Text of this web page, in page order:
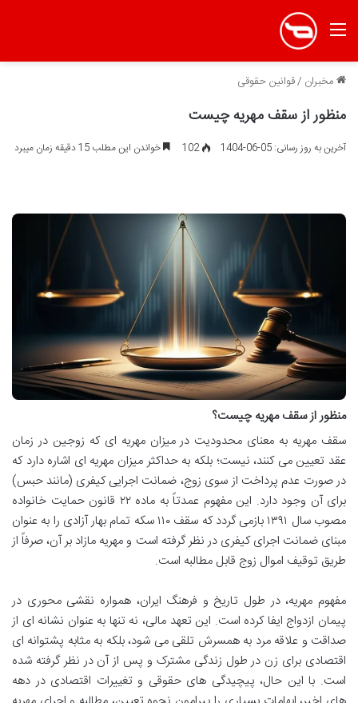
منو
مخبران /قوانین حقوقی
منظور از سقف مهریه چیست
آخرین به روز رسانی: 05-06-1404 102 خواندن این مطلب 15 دقیقه زمان میبرد
منظور از سقف مهریه چیست؟
سقف مهریه به معنای محدودیت در میزان مهریه ای که زوجین در زمان
عقد تعیین می کنند، نیست؛ بلکه به حداکثر میزان مهریه ای اشاره دارد که
در صورت عدم پرداخت از سوی زوج، ضمانت اجرایی کیفری (مانند حبس)
برای آن وجود دارد. این مفهوم عمدتاً به ماده ۲۲ قانون حمایت خانواده
مصوب سال ۱۳۹۱ بازمی گردد که سقف ۱۱۰ سکه تمام بهار آزادی را به عنوان
مبنای ضمانت اجرای کیفری در نظر گرفته است و مهریه مازاد بر آن، صرفاً از
طریق توقیف اموال زوج قابل مطالبه است.
مفهوم مهریه، در طول تاریخ و فرهنگ ایران، همواره نقشی محوری در
پیمان ازدواج ایفا کرده است. این تعهد مالی، نه تنها به عنوان نشانه ای از
صداقت و علاقه مرد به همسرش تلقی می شود، بلکه به مثابه پشتوانه ای
اقتصادی برای زن در طول زندگی مشترک و پس از آن در نظر گرفته شده
است. با این حال، پیچیدگی های حقوقی و تغییرات اقتصادی در دهه